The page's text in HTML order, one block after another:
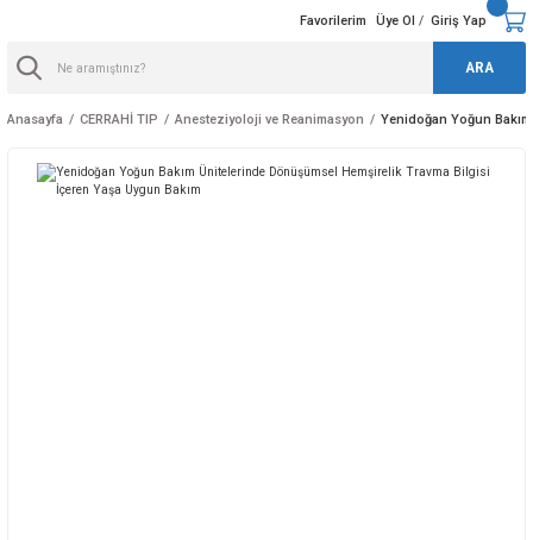
ARA
Favorilerim Üye Ol / Giriş Yap
Anasayfa CERRAHİ TIP Anesteziyoloji ve Reanimasyon Yenidoğan Yoğun